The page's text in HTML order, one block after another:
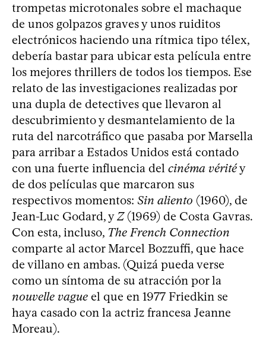
trompetas microtonales sobre el machaque
de unos golpazos graves y unos ruiditos
electrónicos haciendo una rítmica tipo télex,
debería bastar para ubicar esta película entre
los mejores thrillers de todos los tiempos. Ese
relato de las investigaciones realizadas por
una dupla de detectives que llevaron al
descubrimiento y desmantelamiento de la
ruta del narcotráfico que pasaba por Marsella
para arribar a Estados Unidos está contado
con una fuerte influencia del cinéma véritéy
de dos películas que marcaron sus
respectivos momentos: Sin aliento (1960), de
Jean-Luc Godard, yZ(1969) de Costa Gavras.
Con esta, incluso, The French Connection
comparte al actor Marcel Bozzuffi, que hace
de villano en ambas. (Quizá pueda verse
como un síntoma de su atracción por la
nouvelle vague el que en 1977 Friedkin se
haya casado con la actriz francesa Jeanne
Moreau).